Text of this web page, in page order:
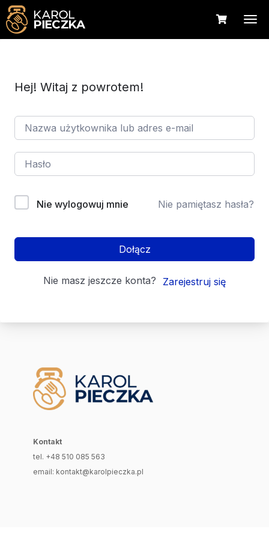
Hej! Witaj z powrotem!
Nie wylogowuj mnie Nie pamiętasz hasła?
Dołącz
Nie masz jeszcze konta? Zarejestruj się
Kontakt
tel. +48 510 085 563
email: kontakt@karolpieczka.pl